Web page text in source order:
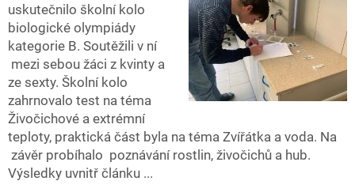
uskutečnilo školní kolo
biologické olympiády
kategorie B. Soutěžili v ní
mezi sebou žáci z kvinty a
ze sexty. Školní kolo
zahrnovalo test na téma
Živočichové a extrémní
teploty, praktická část byla na téma Zvířátka a voda. Na
závěr probíhalo poznávání rostlin, živočichů a hub.
Výsledky uvnitř článku ...